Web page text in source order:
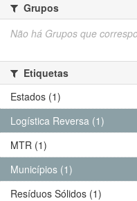
Grupos
Não há Grupos que
Etiquetas
Estados (1)
Logística Reversa (1)
MTR (1)
Municípios (1)
Resíduos Sólidos (1)